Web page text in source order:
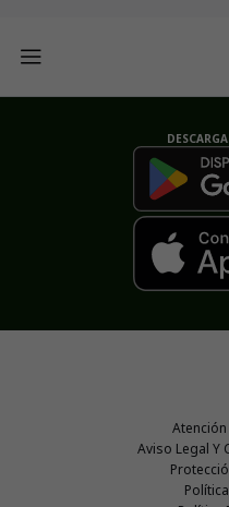
Aviso Legal Y